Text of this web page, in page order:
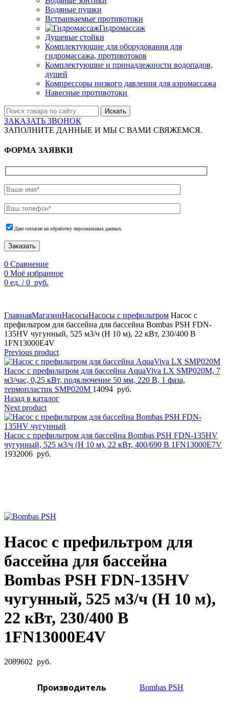
Водяные пушки
Встраиваемые противотоки
Гидромассаж
Душевые стойки
Комплектующие для оборудования для
гидромассажа, противотоков
Комплектующие и принадлежности водопадов,
душей
Компрессоры низкого давления для аэромассажа
Навесные противотоки
Искать
ЗАКАЗАТЬ ЗВОНОК
ЗАПОЛНИТЕ ДАННЫЕ И МЫ С ВАМИ СВЯЖЕМСЯ.
ФОРМА ЗАЯВКИ
Даю согласие на обработку персональных данных.
Заказать
0 Сравнение
0 Моё избранное
0 ед. / 0 руб.
ГлавнаяМагазинНасосыНасосы с префильтром Насос с
префильтром для бассейна для бассейна Bombas PSH FDN-
135HV чугунный, 525 м3/ч (H 10 м), 22 кВт, 230/400 B
1FN13000E4V
Previous product
Насос с префильтром для бассейна AquaViva LX SMP020M, 7
м3/час, 0,25 кВт, подключение 50 мм, 220 В, 1 фаза,
термопластик SMP020M 14094 руб.
Назад в каталог
Next product
Насос с префильтром для бассейна Bombas PSH FDN-135HV
чугунный, 525 м3/ч (H 10 м), 22 кВт, 400/690 В 1FN13000E7V
1932006 руб.
Насос с префильтром для
бассейна для бассейна
Bombas PSH FDN-135HV
чугунный, 525 м3/ч (H 10 м),
22 кВт, 230/400 B
1FN13000E4V
2089602 руб.
Производитель Bombas PSH